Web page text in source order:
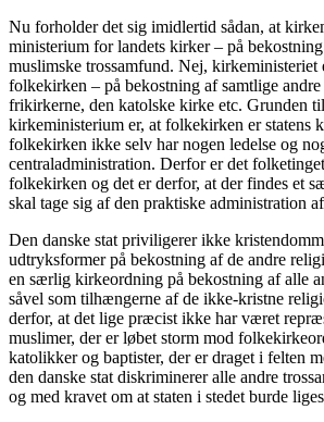
Nu forholder det sig imidlertid sådan, at
ministerium for landets kirker – på
muslimske trossamfund. Nej,
folkekirken – på bekostning af samtlige
frikirkerne, den katolske kirke etc. Grunden
kirkeministerium er, at folkekirken er statens
folkekirken ikke selv har nogen ledelse og
centraladministration. Derfor er det
folkekirken og det er derfor, at der findes et
skal tage sig af den praktiske administration
Den danske stat priviligerer ikke
udtryksformer på bekostning af de andre
en særlig kirkeordning på bekostning af alle
såvel som tilhængerne af de ikke-kristne
derfor, at det lige præcist ikke har været
muslimer, der er løbet storm mod
katolikker og baptister, der er draget i felten
den danske stat diskriminerer alle andre
og med kravet om at staten i stedet burde